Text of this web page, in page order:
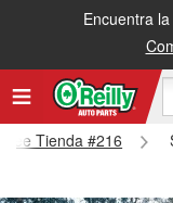
Encuentra
Tienda #216